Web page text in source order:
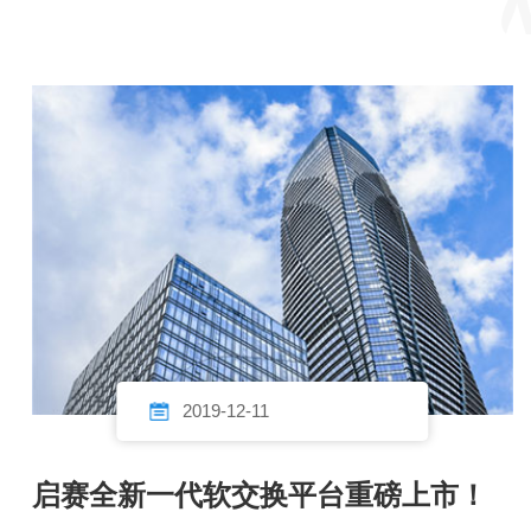
2019-12-11
启赛全新一代软交换平台重磅上市！